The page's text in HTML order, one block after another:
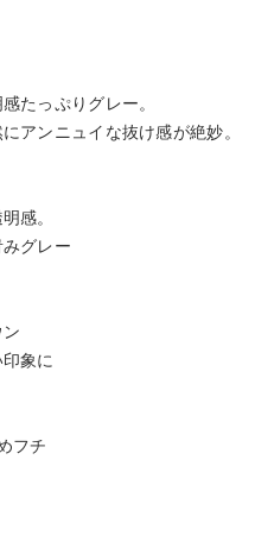
たっぷりグレー。
アンニュイな抜け感が絶妙。
感。
グレー
象に
フチ